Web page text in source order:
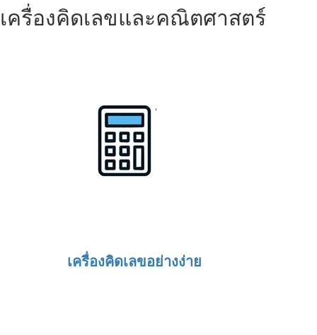
เครื่องคิดเลขและคณิตศาสตร์
เครื่องคิดเลขอย่างง่าย